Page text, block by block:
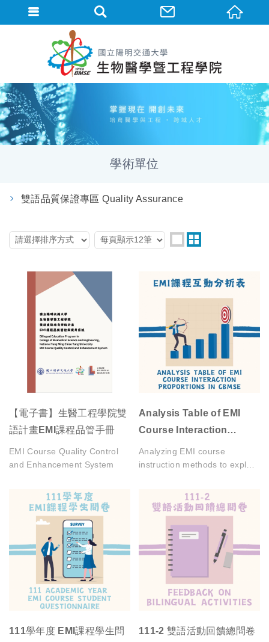
學術單位
雙語品質保證專區 Quality Assurance
【電子書】生醫工程學院雙
語計畫EMI課程品管手冊
EMI Course Quality Control
and Enhancement System
Analysis Table of EMI
Course Interaction
Proportions in CBMSE
Analyzing EMI course
instruction methods to explore
111學年度 EMI課程學生問
111-2 雙語活動回饋總問卷